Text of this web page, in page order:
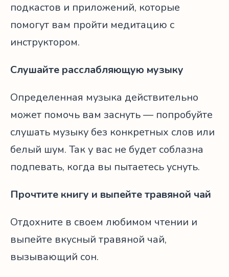
подкастов и приложений, которые
помогут вам пройти медитацию с
инструктором.
Слушайте расслабляющую музыку
Определенная музыка действительно
может помочь вам заснуть — попробуйте
слушать музыку без конкретных слов или
белый шум. Так у вас не будет соблазна
подпевать, когда вы пытаетесь уснуть.
Прочтите книгу и выпейте травяной чай
Отдохните в своем любимом чтении и
выпейте вкусный травяной чай,
вызывающий сон.